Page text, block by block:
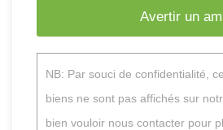
Avertir un
NB: Par souci de confidentialité,
biens ne sont pas affichés sur
bien vouloir nous contacter pour